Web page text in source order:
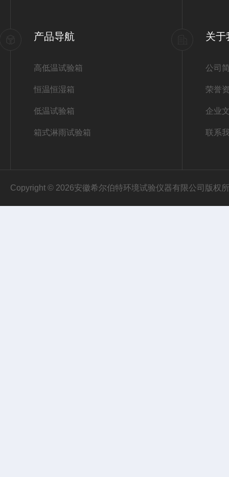
产品导航
高低温试验箱
恒温恒湿箱
低温试验箱
箱式淋雨试验箱
关于
公司
荣誉
企业
联系
Copyright © 2026安徽希尔伯特环境试验仪器有限公司版